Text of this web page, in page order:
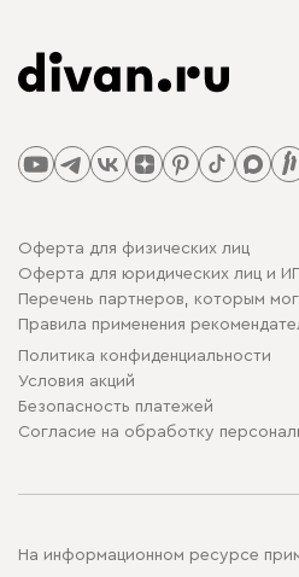
Оферта для физических лиц
Оферта для юридических лиц и
Перечень партнеров, которым
Правила применения
Политика конфиденциальности
Условия акций
Безопасность платежей
Cогласие на обработку
На информационном ресурсе